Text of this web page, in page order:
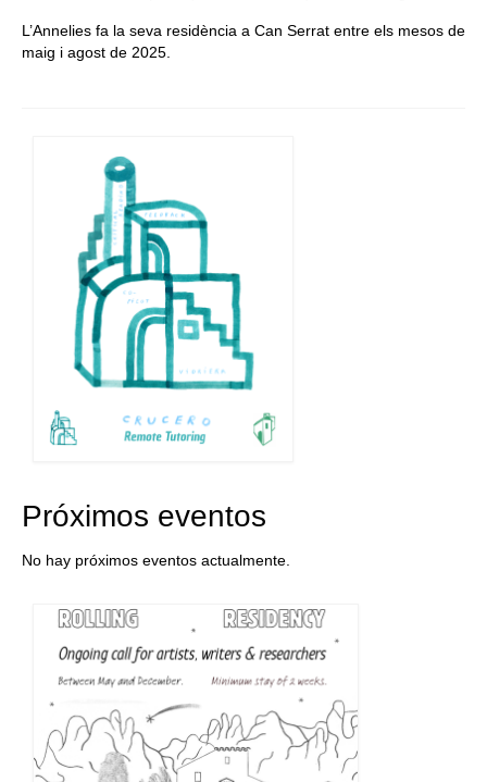
L’Annelies fa la seva residència a Can Serrat entre els mesos de
maig i agost de 2025.
Próximos eventos
No hay próximos eventos actualmente.